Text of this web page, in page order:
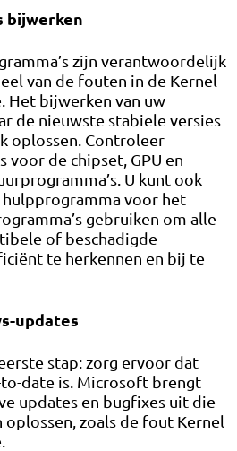
bijwerken
zijn verantwoordelijk
van de fouten in de Kernel
Het bijwerken van uw
de nieuwste stabiele versies
oplossen. Controleer
voor de chipset, GPU en
U kunt ook
voor het
gebruiken om alle
of beschadigde
te herkennen en bij te
updates
stap: zorg ervoor dat
date is. Microsoft brengt
updates en bugfixes uit die
zoals de fout Kernel